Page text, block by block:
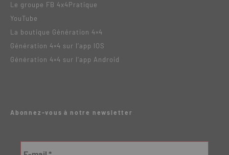
Le groupe FB 4x4Pratique
YouTube
La boutique Génération 4×4
Génération 4×4 sur l’app IOS
Génération 4×4 sur l’app Android
Abonnez-vous à notre newsletter